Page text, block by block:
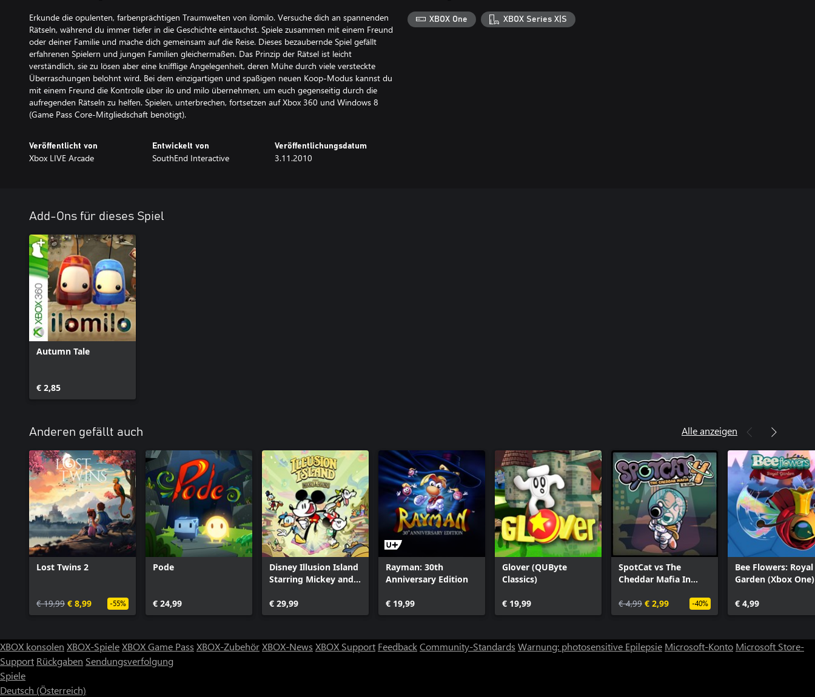
Erkunde die opulenten, farbenprächtigen Traumwelten von ilomilo. Versuche dich an spannenden
Rätseln, während du immer tiefer in die Geschichte eintauchst. Spiele zusammen mit einem Freund
oder deiner Familie und mache dich gemeinsam auf die Reise. Dieses bezaubernde Spiel gefällt
erfahrenen Spielern und jungen Familien gleichermaßen. Das Prinzip der Rätsel ist leicht
verständlich, sie zu lösen aber eine knifflige Angelegenheit, deren Mühe durch viele versteckte
Überraschungen belohnt wird. Bei dem einzigartigen und spaßigen neuen Koop-Modus kannst du
mit einem Freund die Kontrolle über ilo und milo übernehmen, um euch gegenseitig durch die
aufregenden Rätseln zu helfen. Spielen, unterbrechen, fortsetzen auf Xbox 360 und Windows 8
(Game Pass Core-Mitgliedschaft benötigt).
Veröffentlicht von
Xbox LIVE Arcade
Entwickelt von
SouthEnd Interactive
Veröffentlichungsdatum
3.11.2010
XBOX One XBOX Series X|S
Add-Ons für dieses Spiel
Autumn Tale
€ 2,85
Anderen gefällt auch Alle anzeigen
Lost Twins 2
€ 19,99 € 8,99 -55%
Pode
€ 24,99
Disney Illusion Island
Starring Mickey and
€ 29,99
Rayman: 30th
Anniversary Edition
€ 19,99
Glover (QUByte
Classics)
€ 19,99
SpotCat vs The
Cheddar Mafia In
€ 4,99 € 2,99 -40%
Bee Flowers: Royal
Garden (Xbox One)
€ 4,99
XBOX konsolen XBOX-SpieleXBOX Game Pass XBOX-ZubehörXBOX-News XBOX Support FeedbackCommunity-Standards Warnung: photosensitive Epilepsie Microsoft-Konto Microsoft Store-
Support Rückgaben Sendungsverfolgung
Spiele
Deutsch (Österreich)